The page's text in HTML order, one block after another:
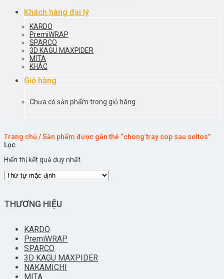
Khách hàng đại lý
KARDO
PremiWRAP
SPARCO
3D KAGU MAXPIDER
MITA
KHÁC
Giỏ hàng
Chưa có sản phẩm trong giỏ hàng.
Trang chủ /Sản phẩm được gắn thẻ “chong tray cop sau seltos”
Lọc
Hiển thị kết quả duy nhất
THƯƠNG HIỆU
KARDO
PremiWRAP
SPARCO
3D KAGU MAXPIDER
NAKAMICHI
MITA